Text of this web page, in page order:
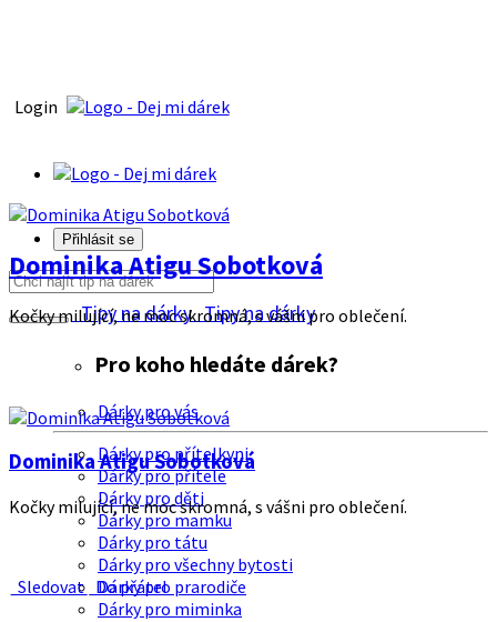
Login
Přihlásit se
Tipy na dárkyTipy na dárky
Pro koho hledáte dárek?
Dárky pro vás
Dárky pro přítelkyni
Dárky pro přítele
Dárky pro děti
Dárky pro mamku
Dárky pro tátu
Dárky pro všechny bytosti
Dárky pro prarodiče
Dárky pro miminka
Dominika Atigu Sobotková
Kočky milující, ne moc skromná, s vášni pro oblečení.
Dominika Atigu Sobotková
Kočky milující, ne moc skromná, s vášni pro oblečení.
Sledovat Do přátel